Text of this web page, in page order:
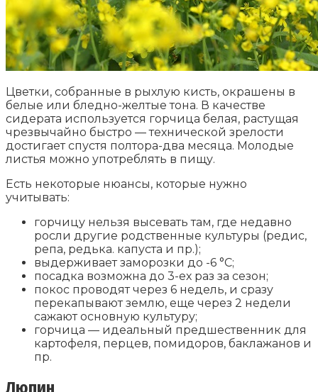
Цветки, собранные в рыхлую кисть, окрашены в
белые или бледно-желтые тона. В качестве
сидерата используется горчица белая, растущая
чрезвычайно быстро — технической зрелости
достигает спустя полтора-два месяца. Молодые
листья можно употреблять в пищу.
Есть некоторые нюансы, которые нужно
учитывать:
горчицу нельзя высевать там, где недавно
росли другие родственные культуры (редис,
репа, редька. капуста и пр.);
выдерживает заморозки до -6 °С;
посадка возможна до 3-ех раз за сезон;
покос проводят через 6 недель, и сразу
перекапывают землю, еще через 2 недели
сажают основную культуру;
горчица — идеальный предшественник для
картофеля, перцев, помидоров, баклажанов и
пр.
Люпин